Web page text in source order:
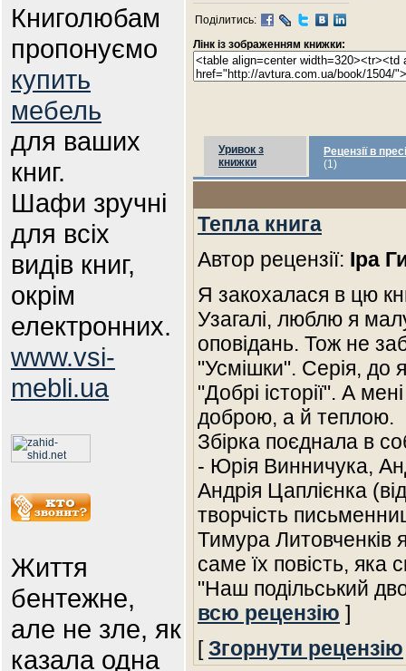
Книголюбам
пропонуємо
купить
мебель
для ваших
книг.
Шафи зручні
для всіх
видів книг,
окрім
електронних.
www.vsi-
mebli.ua
Життя
бентежне,
але не зле, як
казала одна
Поділитись:
Лінк із зображенням книжки:
Уривок з
книжки
Рецензії в пресі
(1)
Тепла книга
Автор рецензії: Іра
Я закохалася в цю
Узагалі, люблю я
оповідань. Тож не
"Усмішки". Серія, до
"Добрі історії". А
доброю, а й теплою.
Збірка поєднала в
- Юрія Винничука,
Андрія Цаплієнка
творчість
Тимура Литовченків
саме їх повість, яка
"Наш подільський
всю рецензію ]
[Згорнути рецензію